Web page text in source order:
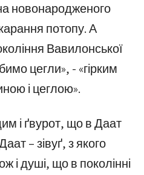
новонародженого
потопу. А
Вавилонської
цегли», - «гірким
і цеглою».
і ґвурот, що в Даат
– зівуґ, з якого
і душі, що в поколінні